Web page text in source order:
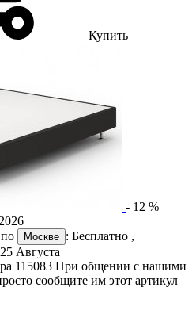
Купить
- 12 %
Москве : Бесплатно ,
Августа
115083 При общении с нашими
сообщите им этот артикул